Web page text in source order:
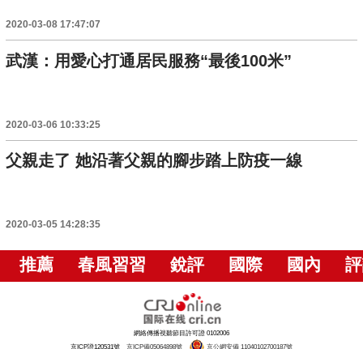
2020-03-08 17:47:07
武漢：用愛心打通居民服務“最後100米”
2020-03-06 10:33:25
父親走了 她沿著父親的腳步踏上防疫一線
2020-03-05 14:28:35
推薦 春風習習 銳評 國際 國內
網絡傳播視聽節目許可證 0102006
京ICP證120531號 京ICP備05064898號 京公網安備 11040102700187號